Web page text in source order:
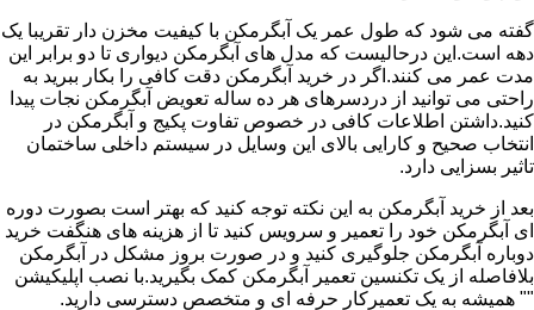
گفته می شود که طول عمر یک آبگرمکن با کیفیت مخزن دار تقریبا یک
دهه است.این درحالیست که مدل های آبگرمکن دیواری تا دو برابر این
مدت عمر می کنند.اگر در خرید آبگرمکن دقت کافی را بکار ببرید به
راحتی می توانید از دردسرهای هر ده ساله تعویض آبگرمکن نجات پیدا
کنید.داشتن اطلاعات کافی در خصوص تفاوت پکیج و آبگرمکن در
انتخاب صحیح و کارایی بالای این وسایل در سیستم داخلی ساختمان
تاثیر بسزایی دارد.
بعد از خرید آبگرمکن به این نکته توجه کنید که بهتر است بصورت دوره
ای آبگرمکن خود را تعمیر و سرویس کنید تا از هزینه های هنگفت خرید
دوباره آبگرمکن جلوگیری کنید و در صورت بروز مشکل در آبگرمکن
بلافاصله از یک تکنسین تعمیر آبگرمکن کمک بگیرید.با نصب اپلیکیشن
"" همیشه به یک تعمیرکار حرفه ای و متخصص دسترسی دارید.